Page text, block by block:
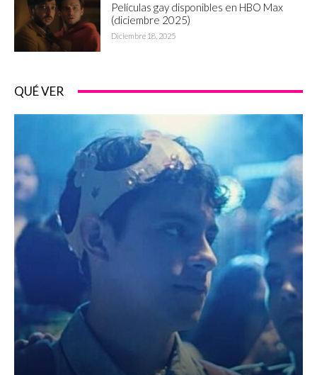
Películas gay disponibles en HBO Max
(diciembre 2025)
Diciembre 18, 2025
QUÉ VER